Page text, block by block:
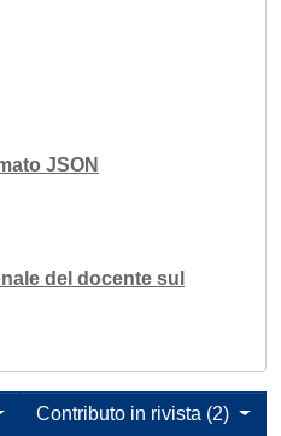
JSON
del docente sul
Contributo in rivista (2)